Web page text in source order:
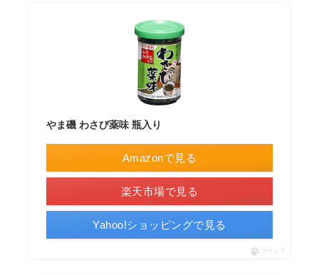
やま磯 わさび薬味 瓶入り
Amazonで見る
楽天市場で見る
Yahoo!ショッピングで見る
ポチップ